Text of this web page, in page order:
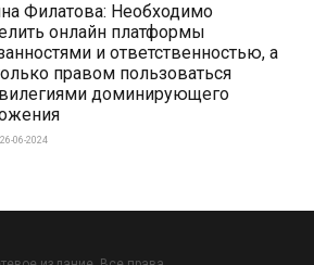
Филатова: Необходимо
онлайн платформы
и ответственностью, а
правом пользоваться
доминирующего
06-2024